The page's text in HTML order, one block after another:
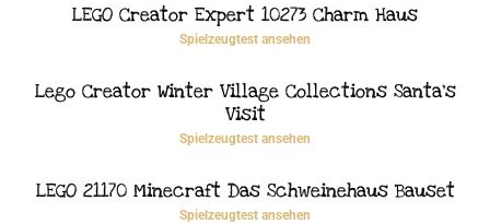
LEGO Creator Expert 10273 Charm Haus
Spielzeugtest ansehen
Lego Creator Winter Village Collections Santa’s
Visit
Spielzeugtest ansehen
LEGO 21170 Minecraft Das Schweinehaus Bauset
Spielzeugtest ansehen